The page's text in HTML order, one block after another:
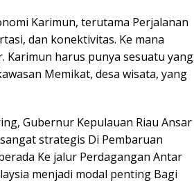
Karimun, terutama Perjalanan
dan konektivitas. Ke mana
Karimun harus punya sesuatu yang
Memikat, desa wisata, yang
Gubernur Kepulauan Riau Ansar
strategis Di Pembaruan
Ke jalur Perdagangan Antar
menjadi modal penting Bagi